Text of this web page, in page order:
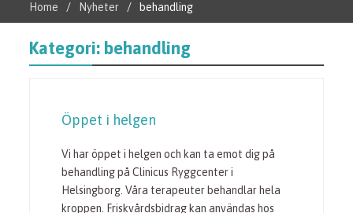
Home Nyheter behandling
Kategori: behandling
Öppet i helgen
Vi har öppet i helgen och kan ta emot dig på
behandling på Clinicus Ryggcenter i
Helsingborg. Våra terapeuter behandlar hela
kroppen. Friskvårdsbidrag kan användas hos